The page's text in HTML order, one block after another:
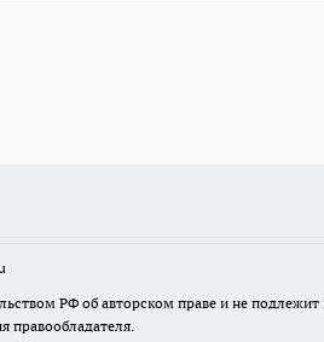
РФ об авторском праве и не
правообладателя.